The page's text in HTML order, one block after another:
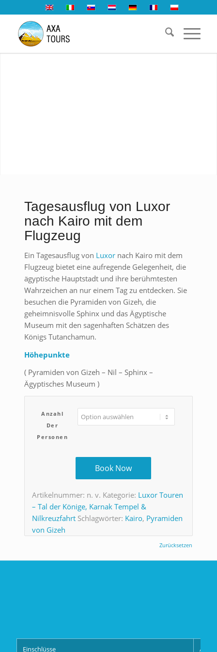
Tagesausflug von Luxor
nach Kairo mit dem
Flugzeug
Ein Tagesausflug von Luxor nach Kairo mit dem
Flugzeug bietet eine aufregende Gelegenheit, die
ägyptische Hauptstadt und ihre berühmtesten
Wahrzeichen an nur einem Tag zu entdecken. Sie
besuchen die Pyramiden von Gizeh, die
geheimnisvolle Sphinx und das Ägyptische
Museum mit den sagenhaften Schätzen des
Königs Tutanchamun.
Höhepunkte
( Pyramiden von Gizeh – Nil – Sphinx –
Ägyptisches Museum )
Anzahl
Der
Personen
Zurücksetzen
Book Now
Artikelnummer: n. v. Kategorie: Luxor Touren
– Tal der Könige, Karnak Tempel &
Nilkreuzfahrt Schlagwörter: Kairo, Pyramiden
von Gizeh
Einschlüsse